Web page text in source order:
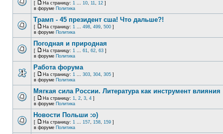
[ На страницу: 1 ... 10, 11, 12 ]
в форуме Политика
Трамп - 45 президент сша! Что дальше?!
[ На страницу: 1 ... 498, 499, 500 ]
в форуме Политика
Погодная и природная
[ На страницу: 1 ... 61, 62, 63 ]
в форуме Политика
Работа форума
[ На страницу: 1 ... 303, 304, 305 ]
в форуме Политика
Мягкая сила России. Литература как инструмент влияния
[ На страницу: 1, 2, 3, 4 ]
в форуме Политика
Новости Польши :o)
[ На страницу: 1 ... 157, 158, 159 ]
в форуме Политика